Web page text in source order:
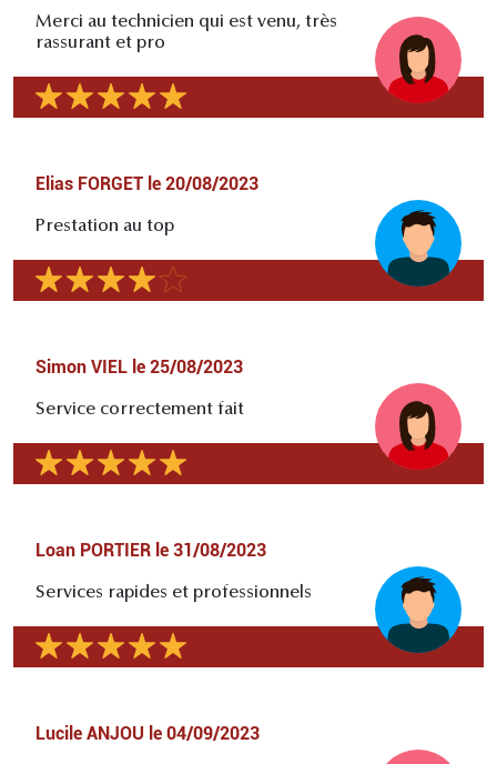
Merci au technicien qui est venu, très
rassurant et pro
Elias FORGET le 20/08/2023
Prestation au top
Simon VIEL le 25/08/2023
Service correctement fait
Loan PORTIER le 31/08/2023
Services rapides et professionnels
Lucile ANJOU le 04/09/2023